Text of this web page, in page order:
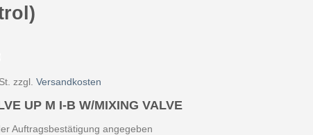
zzgl.Versandkosten
UP M I-B W/MIXING VALVE
Auftragsbestätigung angegeben